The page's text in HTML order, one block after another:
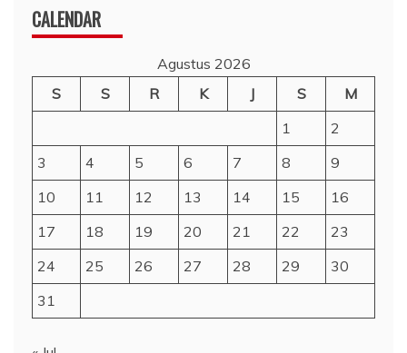
CALENDAR
Agustus 2026
S
S R K J S
M
1
2
3
4 5 6 7 8
9
10
11 12 13 14 15
16
17
18 19 20 21 22
23
24
25 26 27 28 29
30
31